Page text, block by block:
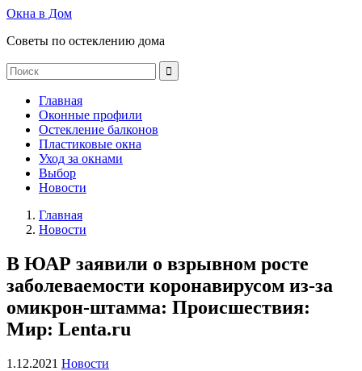
Окна в Дом
Советы по остеклению дома
Главная
Оконные профили
Остекление балконов
Пластиковые окна
Уход за окнами
Выбор
Новости
Главная
Новости
В ЮАР заявили о взрывном росте
заболеваемости коронавирусом из-за
омикрон-штамма: Происшествия:
Мир: Lenta.ru
1.12.2021 Новости